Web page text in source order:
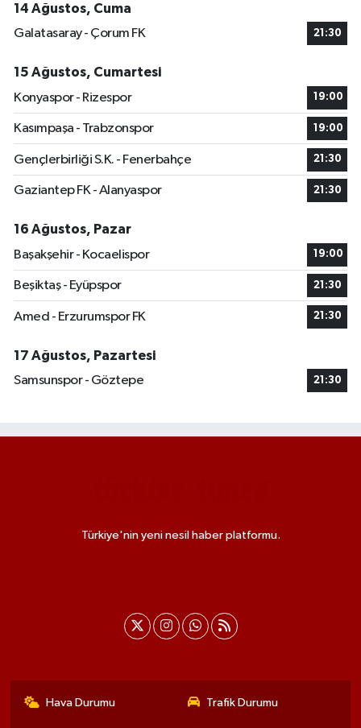
14 Ağustos, Cuma
Galatasaray - Çorum FK
21:30
15 Ağustos, Cumartesi
Konyaspor - Rizespor
19:00
Kasımpaşa - Trabzonspor 19:00
Gençlerbirliği S.K. - Fenerbahçe 21:30
Gaziantep FK - Alanyaspor 21:30
16 Ağustos, Pazar
Başakşehir - Kocaelispor
19:00
Beşiktaş - Eyüpspor 21:30
Amed - Erzurumspor FK 21:30
17 Ağustos, Pazartesi
Samsunspor - Göztepe
21:30
Türkiye'nin yeni nesil haber platformu.
Hava Durumu Trafik Durumu